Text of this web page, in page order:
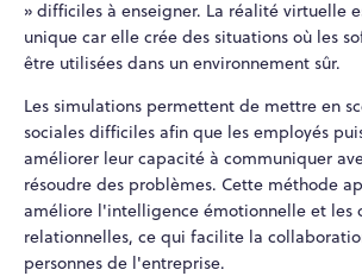
» difficiles à enseigner. La réalité virtuelle
unique car elle crée des situations où les
être utilisées dans un environnement sûr.
Les simulations permettent de mettre en
sociales difficiles afin que les employés
améliorer leur capacité à communiquer
résoudre des problèmes. Cette méthode
améliore l'intelligence émotionnelle et les
relationnelles, ce qui facilite la
personnes de l'entreprise.